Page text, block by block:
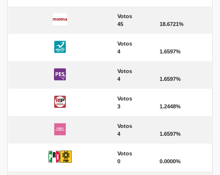
Votos
45
18.6721%
Votos
4
1.6597%
Votos
4
1.6597%
Votos
3
1.2448%
Votos
4
1.6597%
Votos
0
0.0000%